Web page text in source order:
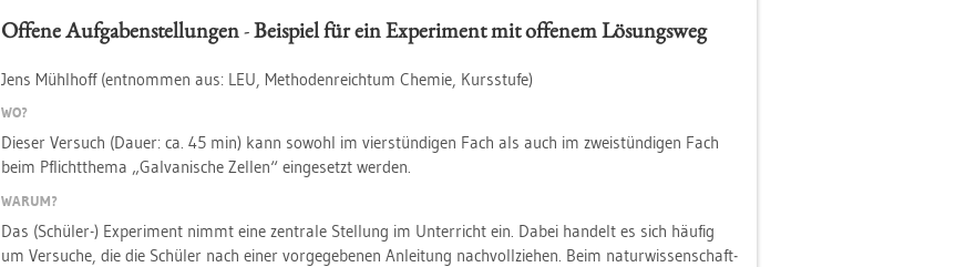
Of­fe­ne Auf­ga­ben­stel­lun­gen-Bei­spiel für ein Ex­pe­ri­ment mit of­fe­nem Lö­sungs­weg
Jens Mühl­hoff (ent­nom­men aus: LEU, Me­tho­den­reich­tum Che­mie, Kurs­stu­fe)
WO?
Die­ser Ver­such (Dauer: ca. 45 min) kann so­wohl im vier­stün­di­gen Fach als auch im zwei­stün­di­gen Fach
beim Pflicht­the­ma „Gal­va­ni­sche Zel­len“ ein­ge­setzt wer­den.
WARUM?
Das (Schü­ler-) Ex­pe­ri­ment nimmt eine zen­tra­le Stel­lung im Un­ter­richt ein. Dabei han­delt es sich häu­fig
um Ver­su­che, die die Schü­ler nach einer vor­ge­ge­be­nen An­lei­tung nach­voll­zie­hen. Beim na­tur­wis­sen­schaft­